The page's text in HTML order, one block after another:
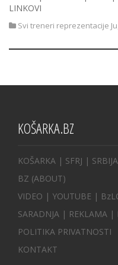
LINKOVI
Svi treneri reprezentacije
KOŠARKA.BZ
KOŠARKA | SFRJ | SRBIJA
BZ (ABOUT)
VIDEO | YOUTUBE |
SARADNJA | REKLAMA |
POLITIKA PRIVATNOSTI
KONTAKT